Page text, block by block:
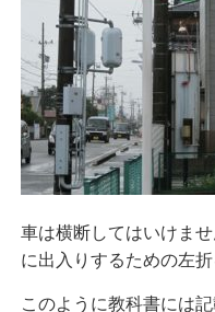
車は横断してはいけま
に出入りするための左
このように教科書には記